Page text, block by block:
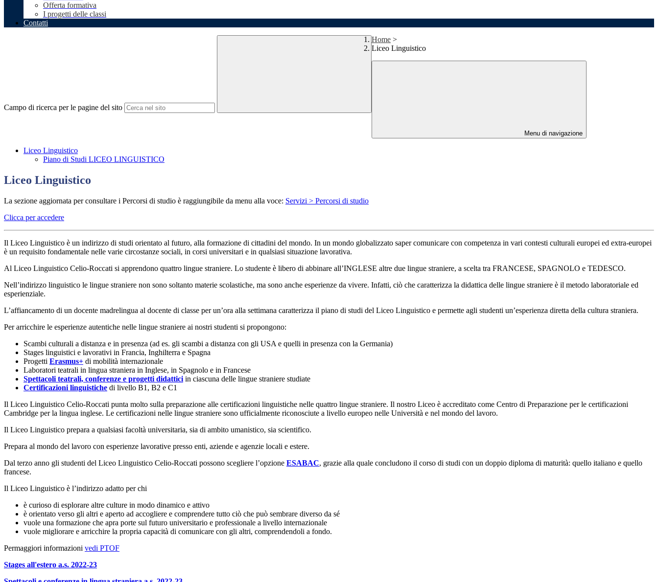
Offerta formativa
I progetti delle classi
Contatti
Campo di ricerca per le pagine del sito
Home >
Liceo Linguistico
Menu di navigazione
Liceo Linguistico
Piano di Studi LICEO LINGUISTICO
Liceo Linguistico
La sezione aggiornata per consultare i Percorsi di studio è raggiungibile da menu alla voce: Servizi > Percorsi di studio
Clicca per accedere
Il Liceo Linguistico è un indirizzo di studi orientato al futuro, alla formazione di cittadini del mondo. In un mondo globalizzato saper comunicare con competenza in vari contesti culturali europei ed extra-europei
è un requisito fondamentale nelle varie circostanze sociali, in corsi universitari e in qualsiasi situazione lavorativa.
Al Liceo Linguistico Celio-Roccati si apprendono quattro lingue straniere. Lo studente è libero di abbinare all’INGLESE altre due lingue straniere, a scelta tra FRANCESE, SPAGNOLO e TEDESCO.
Nell’indirizzo linguistico le lingue straniere non sono soltanto materie scolastiche, ma sono anche esperienze da vivere. Infatti, ciò che caratterizza la didattica delle lingue straniere è il metodo laboratoriale ed
esperienziale.
L’affiancamento di un docente madrelingua al docente di classe per un’ora alla settimana caratterizza il piano di studi del Liceo Linguistico e permette agli studenti un’esperienza diretta della cultura straniera.
Per arricchire le esperienze autentiche nelle lingue straniere ai nostri studenti si propongono:
Scambi culturali a distanza e in presenza (ad es. gli scambi a distanza con gli USA e quelli in presenza con la Germania)
Stages linguistici e lavorativi in Francia, Inghilterra e Spagna
Progetti Erasmus+ di mobilità internazionale
Laboratori teatrali in lingua straniera in Inglese, in Spagnolo e in Francese
Spettacoli teatrali, conferenze e progetti didattici in ciascuna delle lingue straniere studiate
Certificazioni linguistiche di livello B1, B2 e C1
Il Liceo Linguistico Celio-Roccati punta molto sulla preparazione alle certificazioni linguistiche nelle quattro lingue straniere. Il nostro Liceo è accreditato come Centro di Preparazione per le certificazioni
Cambridge per la lingua inglese. Le certificazioni nelle lingue straniere sono ufficialmente riconosciute a livello europeo nelle Università e nel mondo del lavoro.
Il Liceo Linguistico prepara a qualsiasi facoltà universitaria, sia di ambito umanistico, sia scientifico.
Prepara al mondo del lavoro con esperienze lavorative presso enti, aziende e agenzie locali e estere.
Dal terzo anno gli studenti del Liceo Linguistico Celio-Roccati possono scegliere l’opzione ESABAC, grazie alla quale concludono il corso di studi con un doppio diploma di maturità: quello italiano e quello
francese.
Il Liceo Linguistico è l’indirizzo adatto per chi
è curioso di esplorare altre culture in modo dinamico e attivo
è orientato verso gli altri e aperto ad accogliere e comprendere tutto ciò che può sembrare diverso da sé
vuole una formazione che apra porte sul futuro universitario e professionale a livello internazionale
vuole migliorare e arricchire la propria capacità di comunicare con gli altri, comprendendoli a fondo.
Permaggiori informazioni vedi PTOF
Stages all'estero a.s. 2022-23